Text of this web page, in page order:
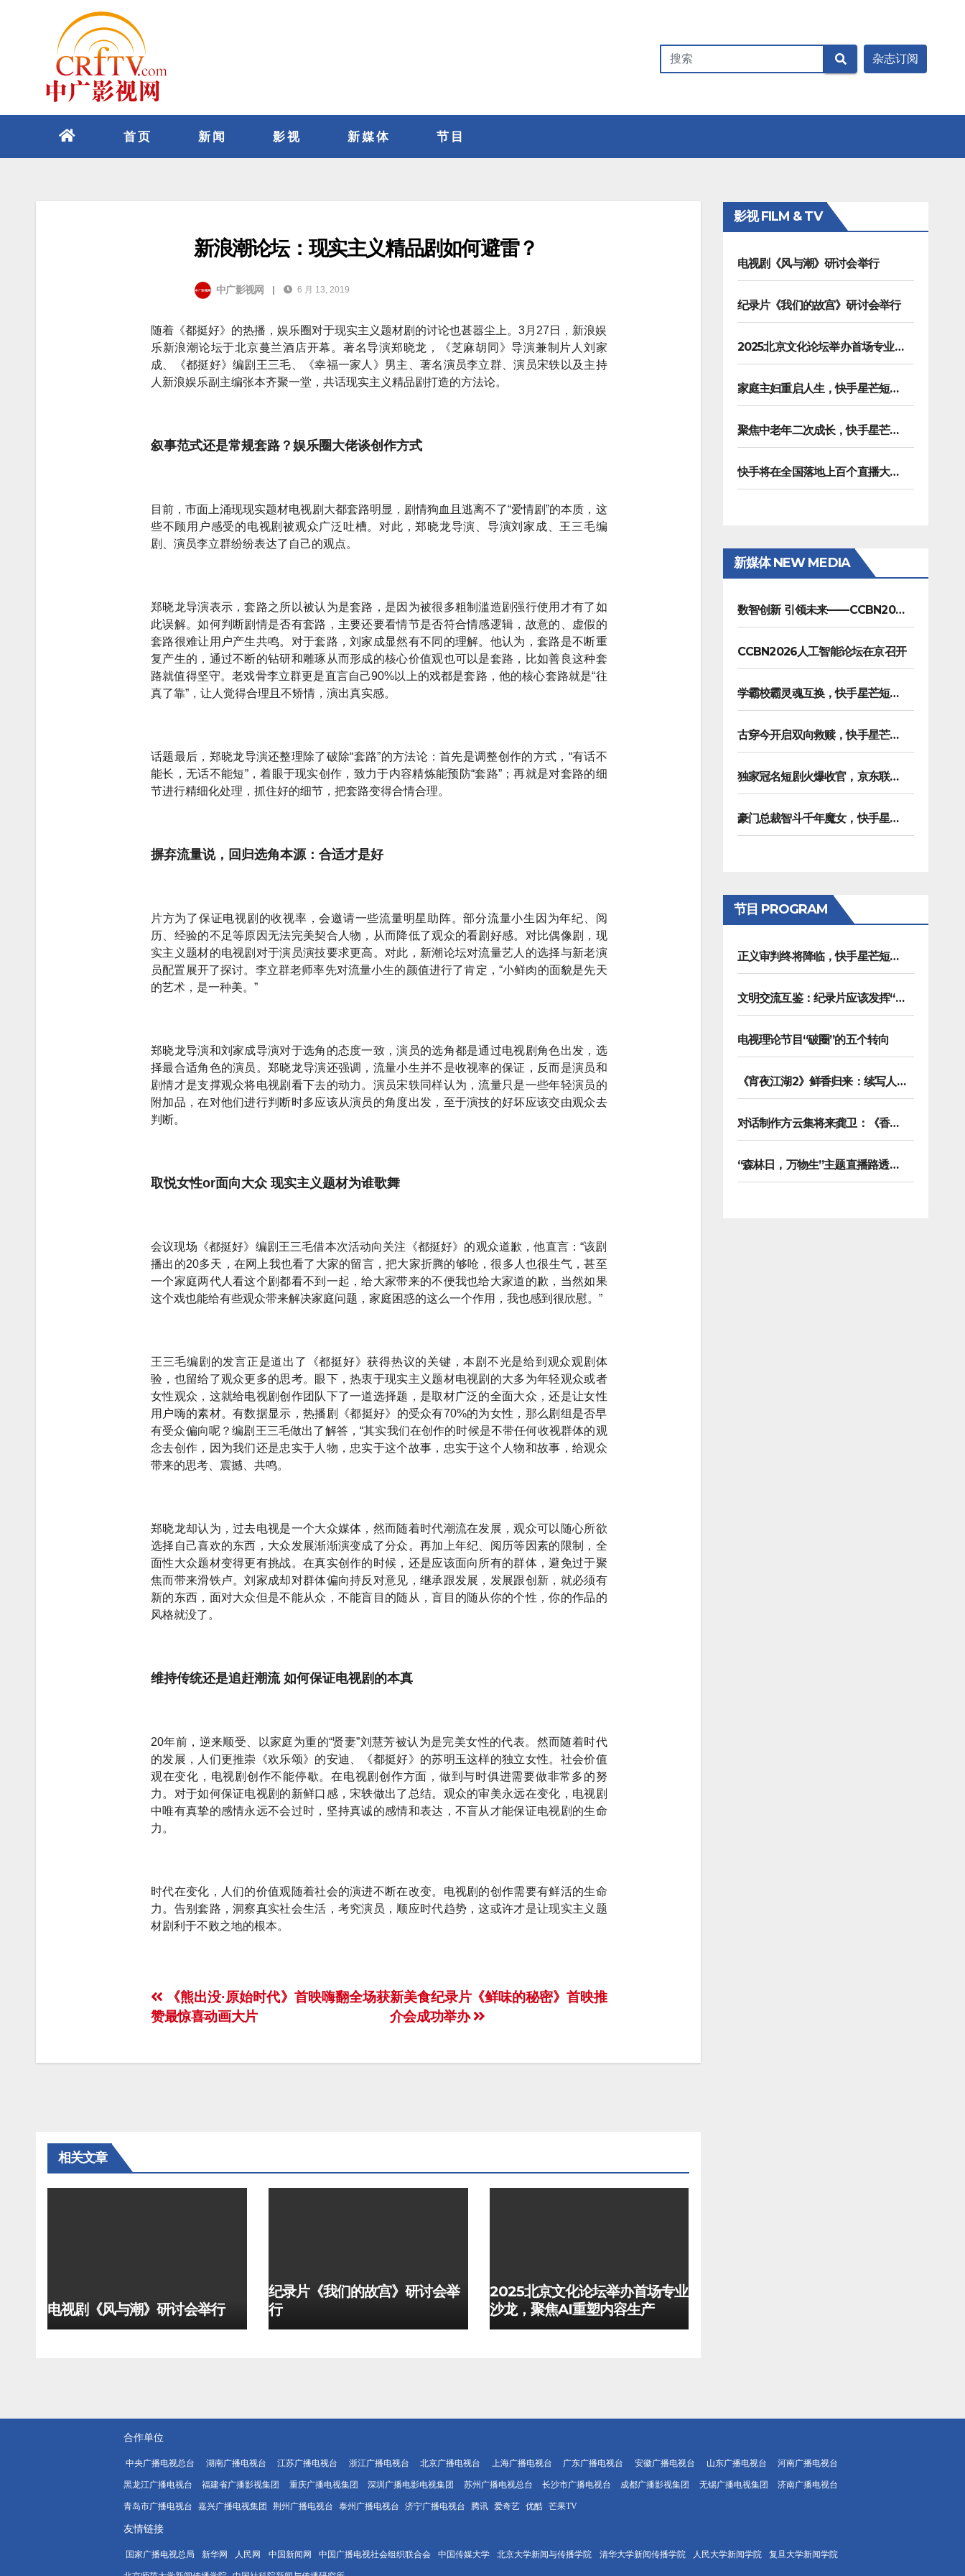
首页 新闻 影视 新媒体 节目
新浪潮论坛：现实主义精品剧如何避雷？
中广影视网 | 6 月 13, 2019
随着《都挺好》的热播，娱乐圈对于现实主义题材剧的讨论也甚嚣尘上。3月27日，新浪娱
乐新浪潮论坛于北京蔓兰酒店开幕。著名导演郑晓龙，《芝麻胡同》导演兼制片人刘家
成、《都挺好》编剧王三毛、《幸福一家人》男主、著名演员李立群、演员宋轶以及主持
人新浪娱乐副主编张本齐聚一堂，共话现实主义精品剧打造的方法论。
叙事范式还是常规套路？娱乐圈大佬谈创作方式
目前，市面上涌现现实题材电视剧大都套路明显，剧情狗血且逃离不了“爱情剧”的本质，这
些不顾用户感受的电视剧被观众广泛吐槽。对此，郑晓龙导演、导演刘家成、王三毛编
剧、演员李立群纷纷表达了自己的观点。
郑晓龙导演表示，套路之所以被认为是套路，是因为被很多粗制滥造剧强行使用才有了如
此误解。如何判断剧情是否有套路，主要还要看情节是否符合情感逻辑，故意的、虚假的
套路很难让用户产生共鸣。对于套路，刘家成显然有不同的理解。他认为，套路是不断重
复产生的，通过不断的钻研和雕琢从而形成的核心价值观也可以是套路，比如善良这种套
路就值得坚守。老戏骨李立群更是直言自己90%以上的戏都是套路，他的核心套路就是“往
真了靠”，让人觉得合理且不矫情，演出真实感。
话题最后，郑晓龙导演还整理除了破除“套路”的方法论：首先是调整创作的方式，“有话不
能长，无话不能短”，着眼于现实创作，致力于内容精炼能预防“套路”；再就是对套路的细
节进行精细化处理，抓住好的细节，把套路变得合情合理。
摒弃流量说，回归选角本源：合适才是好
片方为了保证电视剧的收视率，会邀请一些流量明星助阵。部分流量小生因为年纪、阅
历、经验的不足等原因无法完美契合人物，从而降低了观众的看剧好感。对比偶像剧，现
实主义题材的电视剧对于演员演技要求更高。对此，新潮论坛对流量艺人的选择与新老演
员配置展开了探讨。李立群老师率先对流量小生的颜值进行了肯定，“小鲜肉的面貌是先天
的艺术，是一种美。”
郑晓龙导演和刘家成导演对于选角的态度一致，演员的选角都是通过电视剧角色出发，选
择最合适角色的演员。郑晓龙导演还强调，流量小生并不是收视率的保证，反而是演员和
剧情才是支撑观众将电视剧看下去的动力。演员宋轶同样认为，流量只是一些年轻演员的
附加品，在对他们进行判断时多应该从演员的角度出发，至于演技的好坏应该交由观众去
判断。
取悦女性or面向大众 现实主义题材为谁歌舞
会议现场《都挺好》编剧王三毛借本次活动向关注《都挺好》的观众道歉，他直言：“该剧
播出的20多天，在网上我也看了大家的留言，把大家折腾的够呛，很多人也很生气，甚至
一个家庭两代人看这个剧都看不到一起，给大家带来的不便我也给大家道的歉，当然如果
这个戏也能给有些观众带来解决家庭问题，家庭困惑的这么一个作用，我也感到很欣慰。”
王三毛编剧的发言正是道出了《都挺好》获得热议的关键，本剧不光是给到观众观剧体
验，也留给了观众更多的思考。眼下，热衷于现实主义题材电视剧的大多为年轻观众或者
女性观众，这就给电视剧创作团队下了一道选择题，是取材广泛的全面大众，还是让女性
用户嗨的素材。有数据显示，热播剧《都挺好》的受众有70%的为女性，那么剧组是否早
有受众偏向呢？编剧王三毛做出了解答，“其实我们在创作的时候是不带任何收视群体的观
念去创作，因为我们还是忠实于人物，忠实于这个故事，忠实于这个人物和故事，给观众
带来的思考、震撼、共鸣。
郑晓龙却认为，过去电视是一个大众媒体，然而随着时代潮流在发展，观众可以随心所欲
选择自己喜欢的东西，大众发展渐渐演变成了分众。再加上年纪、阅历等因素的限制，全
面性大众题材变得更有挑战。在真实创作的时候，还是应该面向所有的群体，避免过于聚
焦而带来滑铁卢。刘家成却对群体偏向持反对意见，继承跟发展，发展跟创新，就必须有
新的东西，面对大众但是不能从众，不能盲目的随从，盲目的随从你的个性，你的作品的
风格就没了。
维持传统还是追赶潮流 如何保证电视剧的本真
20年前，逆来顺受、以家庭为重的“贤妻”刘慧芳被认为是完美女性的代表。然而随着时代
的发展，人们更推崇《欢乐颂》的安迪、《都挺好》的苏明玉这样的独立女性。社会价值
观在变化，电视剧创作不能停歇。在电视剧创作方面，做到与时俱进需要做非常多的努
力。对于如何保证电视剧的新鲜口感，宋轶做出了总结。观众的审美永远在变化，电视剧
中唯有真挚的感情永远不会过时，坚持真诚的感情和表达，不盲从才能保证电视剧的生命
力。
时代在变化，人们的价值观随着社会的演进不断在改变。电视剧的创作需要有鲜活的生命
力。告别套路，洞察真实社会生活，考究演员，顺应时代趋势，这或许才是让现实主义题
材剧利于不败之地的根本。
文
章
导
新美食纪录片《鲜味的秘密》首映推
介会成功举办
《熊出没·原始时代》首映嗨翻全场获
赞最惊喜动画大片
相关文章
电视剧《风与潮》研讨会举行
纪录片《我们的故宫》研讨会举
行
2025北京文化论坛举办首场专业
沙龙，聚焦AI重塑内容生产
影视 FILM & TV
电视剧《风与潮》研讨会举行
纪录片《我们的故宫》研讨会举行
2025北京文化论坛举办首场专业沙龙，聚焦AI重塑内容生产
家庭主妇重启人生，快手星芒短剧《五十风华》上演中年大女主逆袭
聚焦中老年二次成长，快手星芒短剧《进击的潘叔》诠释银发力量
快手将在全国落地上百个直播大舞台，拓展直播夜经济生态
新媒体 NEW MEDIA
数智创新 引领未来——CCBN2026展会在京圆满闭幕
CCBN2026人工智能论坛在京召开
学霸校霸灵魂互换，快手星芒短剧《请把我的人设立住》笑泪齐飞
古穿今开启双向救赎，快手星芒短剧《伪装游戏》诠释热血青春友谊
独家冠名短剧火爆收官，京东联合快手星芒短剧打造双11营销范本
豪门总裁智斗千年魔女，快手星芒短剧《浮生拍卖行》奇幻元素拉满
节目 PROGRAM
正义审判终将降临，快手星芒短剧《黑桃四姐妹》彰显治愈内核
文明交流互鉴：纪录片应该发挥“马可波罗”的作用
电视理论节目“破圈”的五个转向
《宵夜江湖2》鲜香归来：续写人类学视野下的烟火漫游记
对话制作方云集将来龚卫：《香港请回答》缘何接连获国际传播大奖
“森林日，万物生”主题直播路透，8K纪录片《万物之生》今晚播出
合作单位
中央广播电视总台 湖南广播电视台 江苏广播电视台 浙江广播电视台 北京广播电视台 上海广播电视台 广东广播电视台 安徽广播电视台 山东广播电视台 河南广播电视台
黑龙江广播电视台 福建省广播影视集团 重庆广播电视集团 深圳广播电影电视集团 苏州广播电视总台 长沙市广播电视台 成都广播影视集团 无锡广播电视集团 济南广播电视台
青岛市广播电视台 嘉兴广播电视集团 荆州广播电视台 泰州广播电视台 济宁广播电视台 腾讯 爱奇艺 优酷 芒果TV
友情链接
国家广播电视总局 新华网 人民网 中国新闻网 中国广播电视社会组织联合会 中国传媒大学 北京大学新闻与传播学院 清华大学新闻传播学院 人民大学新闻学院 复旦大学新闻学院